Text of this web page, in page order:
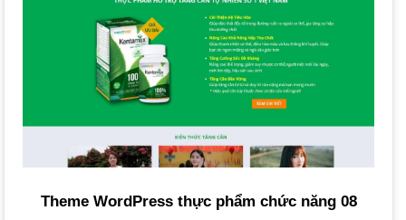
cùng các plugin hỗ trợ mạnh mẽ, giúp website dễ lên top
Phù hợp với mọi quy mô:
Từ cửa hàng nhỏ đến doanh
nghiệp lớn, nền tảng này đều đáp ứng tốt và dễ dàng mở
Chi Phí Và Thời Gian Thiết Kế Website Thực
Theme WordPress thực phẩm chức năng 08